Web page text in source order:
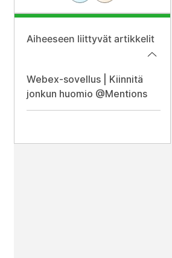
Aiheeseen liittyvät artikkelit
Webex-sovellus | Kiinnitä
jonkun huomio @Mentions